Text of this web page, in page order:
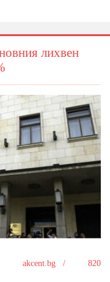
лихвен
akcent.bg / 820